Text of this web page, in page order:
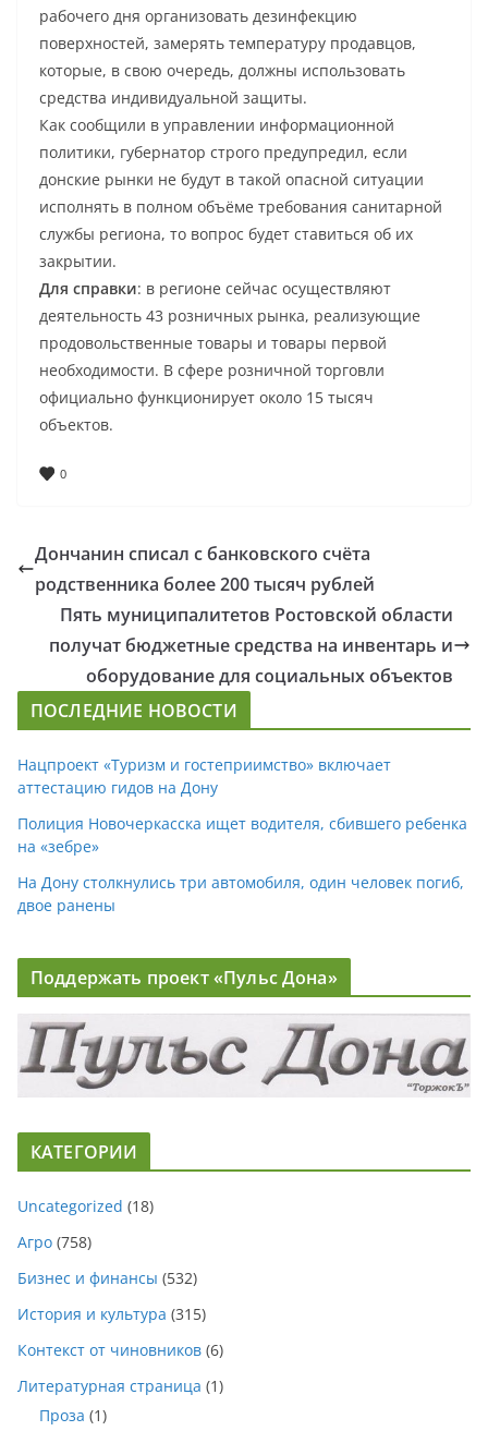
рабочего дня организовать дезинфекцию
поверхностей, замерять температуру продавцов,
которые, в свою очередь, должны использовать
средства индивидуальной защиты.
Как сообщили в управлении информационной
политики, губернатор строго предупредил, если
донские рынки не будут в такой опасной ситуации
исполнять в полном объёме требования санитарной
службы региона, то вопрос будет ставиться об их
закрытии.
Для справки: в регионе сейчас осуществляют
деятельность 43 розничных рынка, реализующие
продовольственные товары и товары первой
необходимости. В сфере розничной торговли
официально функционирует около 15 тысяч
объектов.
0
Дончанин списал с банковского счёта
родственника более 200 тысяч рублей
Пять муниципалитетов Ростовской области
получат бюджетные средства на инвентарь и
оборудование для социальных объектов
ПОСЛЕДНИЕ НОВОСТИ
Нацпроект «Туризм и гостеприимство» включает
аттестацию гидов на Дону
Полиция Новочеркасска ищет водителя, сбившего ребенка
на «зебре»
На Дону столкнулись три автомобиля, один человек погиб,
двое ранены
Поддержать проект «Пульс Дона»
КАТЕГОРИИ
Uncategorized (18)
Агро (758)
Бизнес и финансы (532)
История и культура (315)
Контекст от чиновников (6)
Литературная страница (1)
Проза (1)